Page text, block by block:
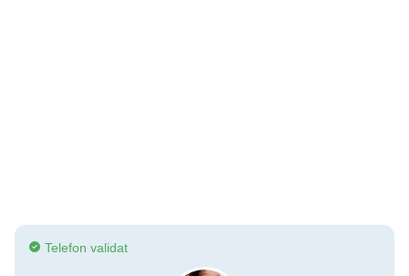
Telefon validat